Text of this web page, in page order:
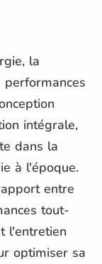
la
performances
intégrale,
dans la
à l'époque.
entre
tout-
l'entretien
optimiser sa